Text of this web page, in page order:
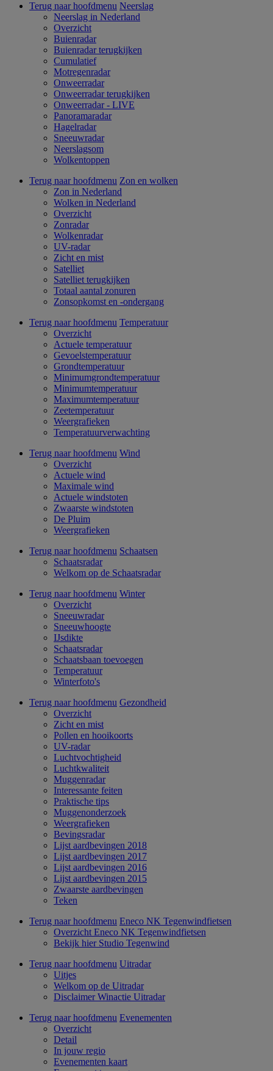
Terug naar hoofdmenu Neerslag
Neerslag in Nederland
Overzicht
Buienradar
Buienradar terugkijken
Cumulatief
Motregenradar
Onweerradar
Onweerradar terugkijken
Onweerradar - LIVE
Panoramaradar
Hagelradar
Sneeuwradar
Neerslagsom
Wolkentoppen
Terug naar hoofdmenu Zon en wolken
Zon in Nederland
Wolken in Nederland
Overzicht
Zonradar
Wolkenradar
UV-radar
Zicht en mist
Satelliet
Satelliet terugkijken
Totaal aantal zonuren
Zonsopkomst en -ondergang
Terug naar hoofdmenu Temperatuur
Overzicht
Actuele temperatuur
Gevoelstemperatuur
Grondtemperatuur
Minimumgrondtemperatuur
Minimumtemperatuur
Maximumtemperatuur
Zeetemperatuur
Weergrafieken
Temperatuurverwachting
Terug naar hoofdmenu Wind
Overzicht
Actuele wind
Maximale wind
Actuele windstoten
Zwaarste windstoten
De Pluim
Weergrafieken
Terug naar hoofdmenu Schaatsen
Schaatsradar
Welkom op de Schaatsradar
Terug naar hoofdmenu Winter
Overzicht
Sneeuwradar
Sneeuwhoogte
IJsdikte
Schaatsradar
Schaatsbaan toevoegen
Temperatuur
Winterfoto's
Terug naar hoofdmenu Gezondheid
Overzicht
Zicht en mist
Pollen en hooikoorts
UV-radar
Luchtvochtigheid
Luchtkwaliteit
Muggenradar
Interessante feiten
Praktische tips
Muggenonderzoek
Weergrafieken
Bevingsradar
Lijst aardbevingen 2018
Lijst aardbevingen 2017
Lijst aardbevingen 2016
Lijst aardbevingen 2015
Zwaarste aardbevingen
Teken
Terug naar hoofdmenu Eneco NK Tegenwindfietsen
Overzicht Eneco NK Tegenwindfietsen
Bekijk hier Studio Tegenwind
Terug naar hoofdmenu Uitradar
Uitjes
Welkom op de Uitradar
Disclaimer Winactie Uitradar
Terug naar hoofdmenu Evenementen
Overzicht
Detail
In jouw regio
Evenementen kaart